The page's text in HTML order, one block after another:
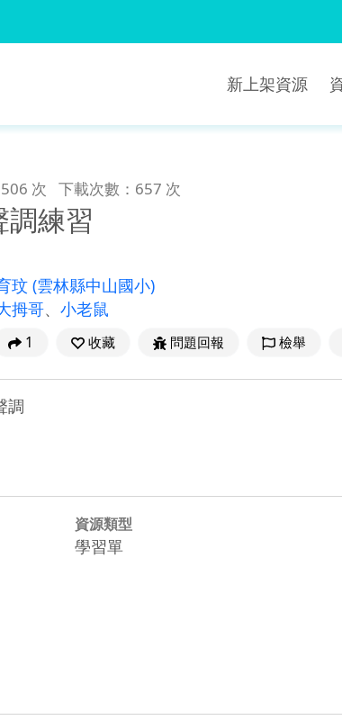
新上架資源
次 下載次數：657 次
練習
玟 (雲林縣中山國小)
拇哥、 小老鼠
1 收藏 問題回報 檢舉
調
資源類型
學習單